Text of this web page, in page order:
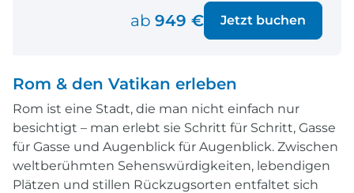
ab 949 € Jetzt buchen
Rom & den Vatikan erleben
Rom ist eine Stadt, die man nicht einfach nur
besichtigt – man erlebt sie Schritt für Schritt, Gasse
für Gasse und Augenblick für Augenblick. Zwischen
weltberühmten Sehenswürdigkeiten, lebendigen
Plätzen und stillen Rückzugsorten entfaltet sich